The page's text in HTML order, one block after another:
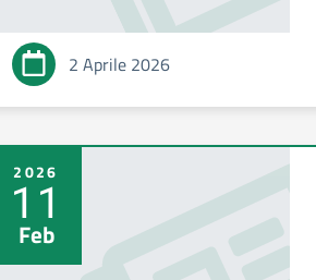
2 Aprile 2026
2026
11
Feb